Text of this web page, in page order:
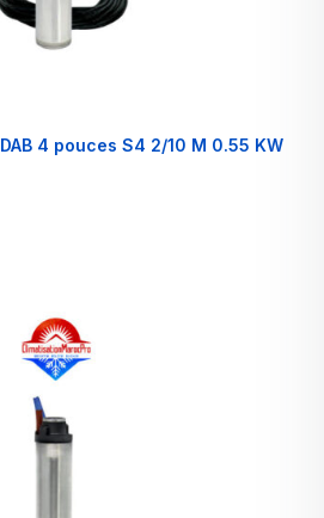
4 pouces S4 2/10 M 0.55 KW